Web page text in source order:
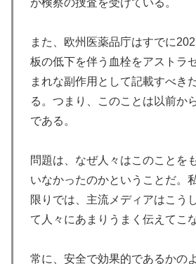
が検察の捜査を受けている。
また、欧州医薬品庁はすでに
板の低下を伴う血栓をアストラ
まれな副作用として記載すべき
る。つまり、このことは以前か
である。
問題は、なぜ人々はこのことを
いなかったのかということだ。
限りでは、主流メディアはこう
て人々にあまりうまく伝えてこ
常に、安全で効果的であるかの